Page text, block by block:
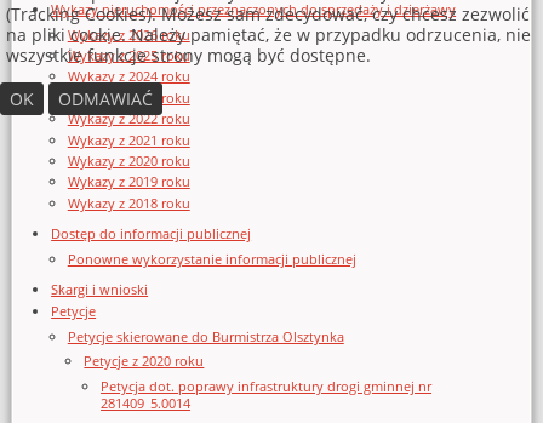
Wykazy nieruchomości przeznaczonych do sprzedaży i dzierżawy
Wykazy z 2026 roku
Wykazy z 2025 roku
Wykazy z 2024 roku
Wykazy z 2023 roku
Wykazy z 2022 roku
Wykazy z 2021 roku
Wykazy z 2020 roku
Wykazy z 2019 roku
Wykazy z 2018 roku
Dostęp do informacji publicznej
Ponowne wykorzystanie informacji publicznej
Skargi i wnioski
Petycje
Petycje skierowane do Burmistrza Olsztynka
Petycje z 2020 roku
Petycja dot. poprawy infrastruktury drogi gminnej nr
281409_5.0014
(Tracking Cookies). Możesz sam zdecydować, czy chcesz zezwolić
na pliki cookie. Należy pamiętać, że w przypadku odrzucenia, nie
wszystkie funkcje strony mogą być dostępne.
OK
ODMAWIAĆ